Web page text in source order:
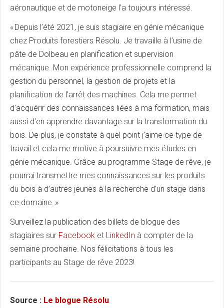
aéronautique et de motoneige l’a toujours intéressé.
« Depuis l’été 2021, je suis stagiaire en génie mécanique
chez Produits forestiers Résolu. Je travaille à l’usine de
pâte de Dolbeau en planification et supervision
mécanique. Mon expérience professionnelle comprend la
gestion du personnel, la gestion de projets et la
planification de l’arrêt des machines. Cela me permet
d’acquérir des connaissances liées à ma formation, mais
aussi d’en apprendre davantage sur la transformation du
bois. De plus, je constate à quel point j’aime ce type de
travail et cela me motive à poursuivre mes études en
génie mécanique. Grâce au programme Stage de rêve, je
pourrai transmettre mes connaissances sur les produits
du bois à d’autres jeunes à la recherche d’un stage dans
ce domaine. »
Surveillez la publication des billets de blogue des
stagiaires sur Facebook et LinkedIn à compter de la
semaine prochaine. Nos félicitations à tous les
participants au Stage de rêve 2023!
Source : Le blogue Résolu